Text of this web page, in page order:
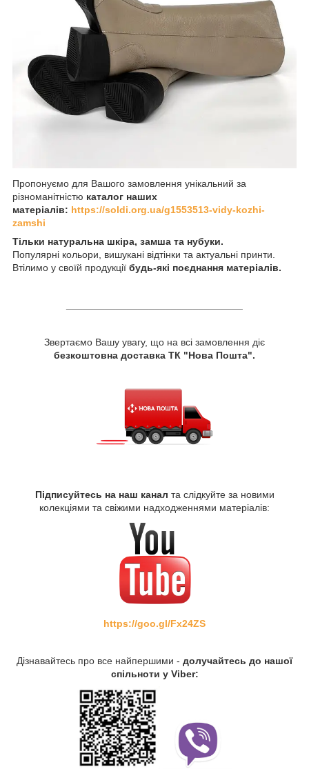
Пропонуємо для Вашого замовлення унікальний за
різноманітністю каталог наших
матеріалів: https://soldi.org.ua/g1553513-vidy-kozhi-
zamshi
Тільки натуральна шкіра, замша та нубуки.
Популярні кольори, вишукані відтінки та актуальні принти.
Втілимо у своїй продукції будь-які поєднання матеріалів.
Звертаємо Вашу увагу, що на всі замовлення діє
безкоштовна доставка ТК "Нова Пошта".
Підписуйтесь на наш канал та слідкуйте за новими
колекціями та свіжими надходженнями матеріалів:
https://goo.gl/Fx24ZS
Дізнавайтесь про все найпершими - долучайтесь до нашої
спільноти у Viber: